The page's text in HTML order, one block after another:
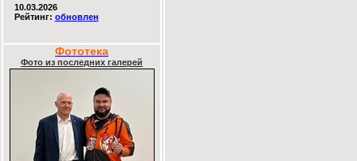
10.03.2026
Рейтинг: обновлен
Фототека
Фото из последних галерей